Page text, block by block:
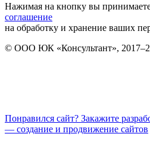
Нажимая на кнопку вы
соглашение
на обработку и хранение ваших
© ООО ЮК «Консультант»,
Понравился сайт? Закажите
— создание и продвижение сайтов